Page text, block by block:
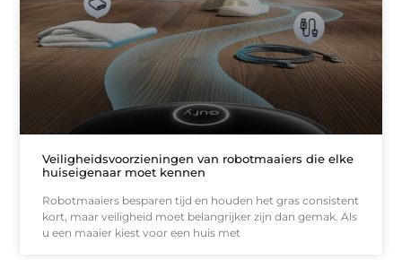
Veiligheidsvoorzieningen van robotmaaiers die elke
huiseigenaar moet kennen
Robotmaaiers besparen tijd en houden het gras consistent
kort, maar veiligheid moet belangrijker zijn dan gemak. Als
u een maaier kiest voor een huis met